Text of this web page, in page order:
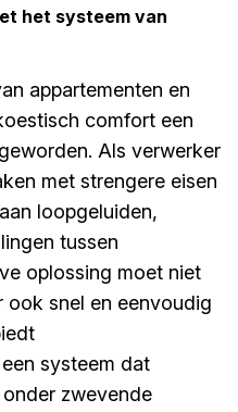
het systeem van
appartementen en
comfort een
Als verwerker
met strengere eisen
loopgeluiden,
tussen
oplossing moet niet
ook snel en eenvoudig
een systeem dat
zwevende